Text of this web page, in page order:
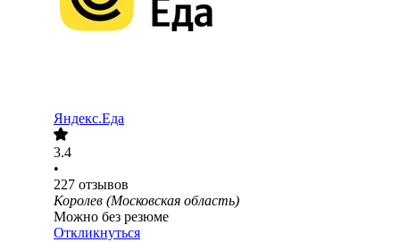
Яндекс.Еда
3.4
•
227 отзывов
Королев (Московская область)
Можно без резюме
Откликнуться